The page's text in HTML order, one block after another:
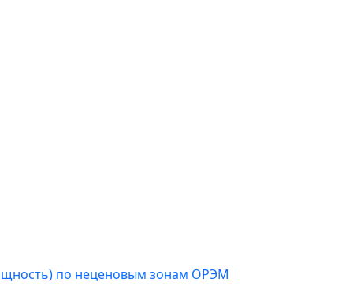
по неценовым зонам ОРЭМ